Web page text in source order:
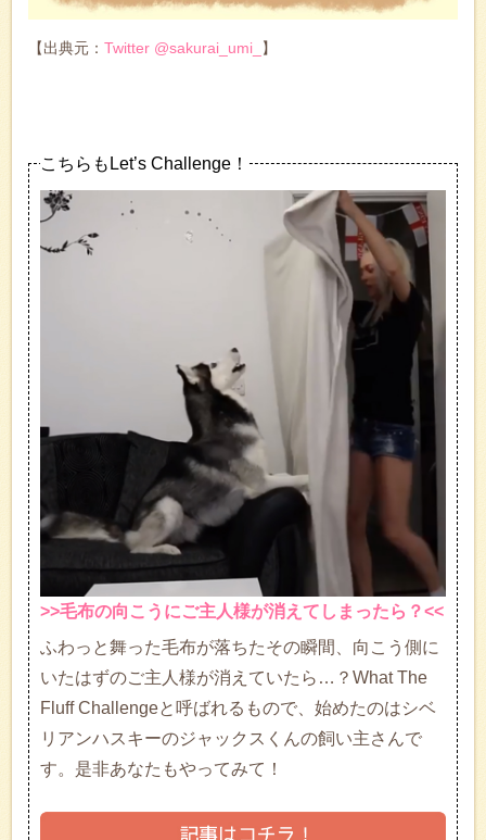
【出典元： Twitter @sakurai_umi_ 】
こちらもLet’s Challenge！
>>毛布の向こうにご主人様が消えてしまったら？<<
ふわっと舞った毛布が落ちたその瞬間、向こう側に
いたはずのご主人様が消えていたら…？What The
Fluff Challengeと呼ばれるもので、始めたのはシベ
リアンハスキーのジャックスくんの飼い主さんで
す。是非あなたもやってみて！